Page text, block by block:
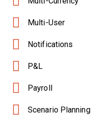
Multi-User
Notifications
P&L
Payroll
Scenario Planning